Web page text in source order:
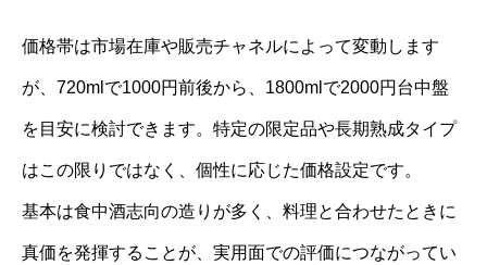
価格帯は市場在庫や販売チャネルによって変動します
が、720mlで1000円前後から、1800mlで2000円台中盤
を目安に検討できます。特定の限定品や長期熟成タイプ
はこの限りではなく、個性に応じた価格設定です。
基本は食中酒志向の造りが多く、料理と合わせたときに
真価を発揮することが、実用面での評価につながってい